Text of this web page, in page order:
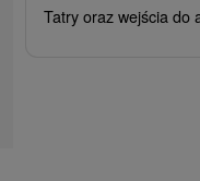
Tatry oraz wejścia do